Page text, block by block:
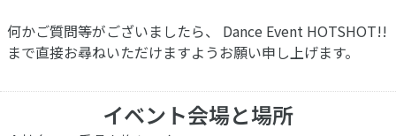
何かご質問等がございましたら、 Dance Event HOTSHOT!!
まで直接お尋ねいただけますようお願い申し上げます。
イベント会場と場所